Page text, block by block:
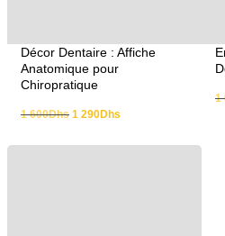
Décor Dentaire : Affiche
Anatomique pour
Chiropratique
1 600Dhs 1 290Dhs
1